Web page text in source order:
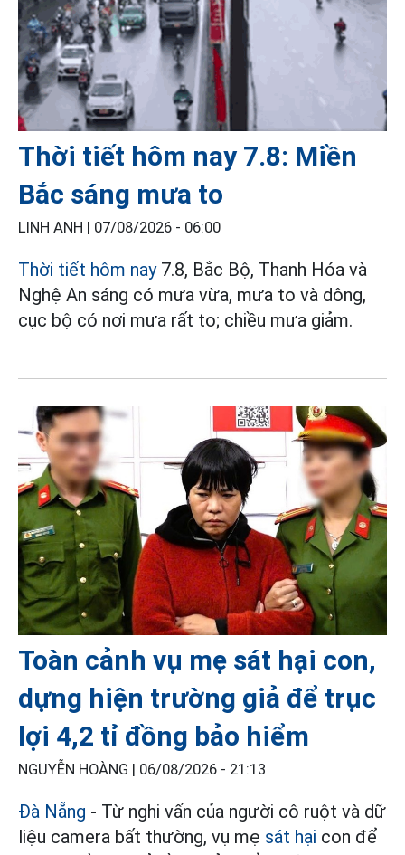
Thời tiết hôm nay 7.8: Miền
Bắc sáng mưa to
LINH ANH | 07/08/2026 - 06:00
Thời tiết hôm nay7.8, Bắc Bộ, Thanh Hóa và
Nghệ An sáng có mưa vừa, mưa to và dông,
cục bộ có nơi mưa rất to; chiều mưa giảm.
Toàn cảnh vụ mẹ sát hại con,
dựng hiện trường giả để trục
lợi 4,2 tỉ đồng bảo hiểm
NGUYỄN HOÀNG | 06/08/2026 - 21:13
Đà Nẵng - Từ nghi vấn của người cô ruột và dữ
liệu camera bất thường, vụ mẹ sát hại con để